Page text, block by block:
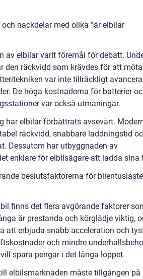
nackdelar med olika ”är elbilar
av elbilar varit föremål för debatt.
den räckvidd som krävdes för att möta
var inte tillräckligt
De höga kostnaderna för batterier
var också utmaningar.
har elbilar förbättrats avsevärt.
räckvidd, snabbare laddningstid
Dessutom har utbyggnaden av
enklare för elbilsägare att ladda sina
beslutsfaktorerna för
finns det flera avgörande faktorer
är prestanda och körglädje viktig,
att erbjuda snabb acceleration och
och mindre
spara pengar i det långa loppet.
elbilsmarknaden måste tillgången på